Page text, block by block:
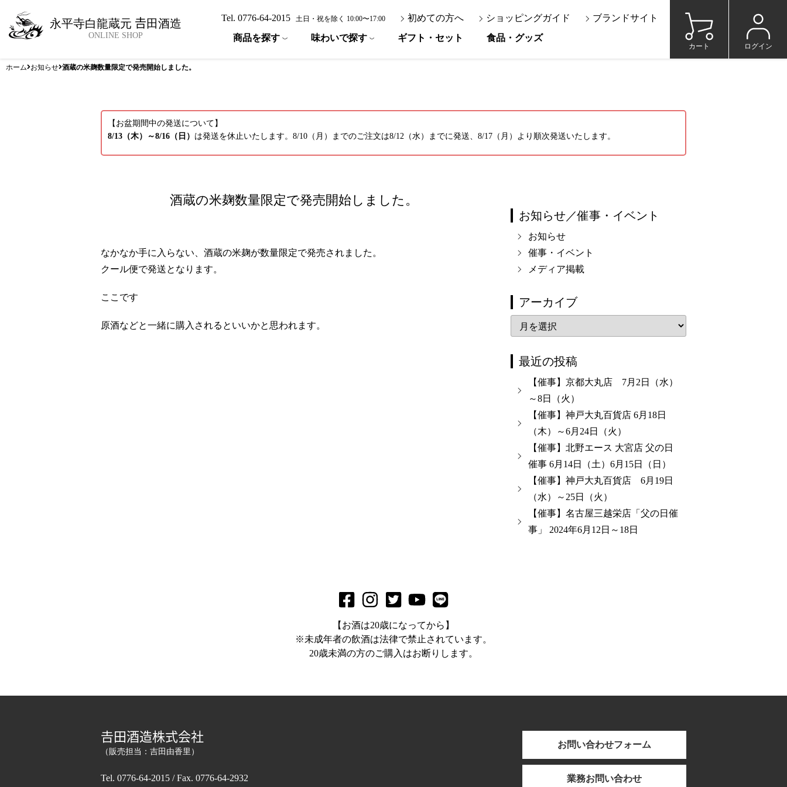
永平寺白龍蔵元 𠮷田酒造
ONLINE SHOP
Tel. 0776-64-2015 土日・祝を除く 10:00〜17:00 初めての方へ ショッピングガイド
ブランドサイト
商品を探す
味わいで探す ギフト・セット 食品・グッズ
カート ログイン
ホーム お知らせ 酒蔵の米麹数量限定で発売開始しました。
【お盆期間中の発送について】
8/13（木）～8/16（日） は発送を休止いたします。8/10（月）までのご注文は8/12（水）までに発送、8/17（月）より順次発送いたします。
酒蔵の米麹数量限定で発売開始しました。
なかなか手に入らない、酒蔵の米麹が数量限定で発売されました。
クール便で発送となります。
ここです
原酒などと一緒に購入されるといいかと思われます。
お知らせ／催事・イベント
お知らせ
催事・イベント
メディア掲載
アーカイブ
ー
カ
イ
ブ
最近の投稿
【催事】京都大丸店 7月2日（水）
～8日（火）
【催事】神戸大丸百貨店 6月18日
（木）～6月24日（火）
【催事】北野エース 大宮店 父の日
催事 6月14日（土）6月15日（日）
【催事】神戸大丸百貨店 6月19日
（水）～25日（火）
【催事】名古屋三越栄店「父の日催
事」 2024年6月12日～18日
【お酒は20歳になってから】
※未成年者の飲酒は法律で禁止されています。
20歳未満の方のご購入はお断りします。
𠮷田酒造株式会社
（販売担当：吉田由香里）
Tel. 0776-64-2015 / Fax. 0776-64-2932
お問い合わせフォーム
業務お問い合わせ